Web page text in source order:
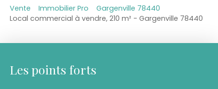
Vente Immobilier Pro
Gargenville 78440
Local commercial à vendre, 210 m² - Gargenville 78440
Les points forts